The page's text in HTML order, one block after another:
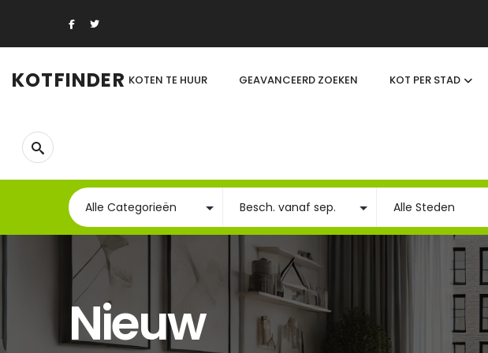
KOTFINDER KOTEN TE HUUR GEAVANCEERD ZOEKEN KOT PER STAD
Nieuw